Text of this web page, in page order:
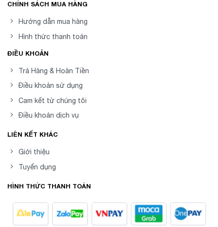
CHÍNH SÁCH MUA HÀNG
Hướng dẫn mua hàng
Hình thức thanh toán
ĐIỀU KHOẢN
Trả Hàng & Hoàn Tiền
Điều khoản sử dụng
Cam kết từ chúng tôi
Điều khoản dịch vụ
LIÊN KẾT KHÁC
Giới thiệu
Tuyển dụng
HÌNH THỨC THANH TOÁN